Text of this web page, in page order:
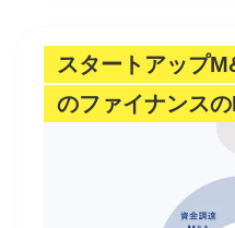
スタートアップ
のファイナンス